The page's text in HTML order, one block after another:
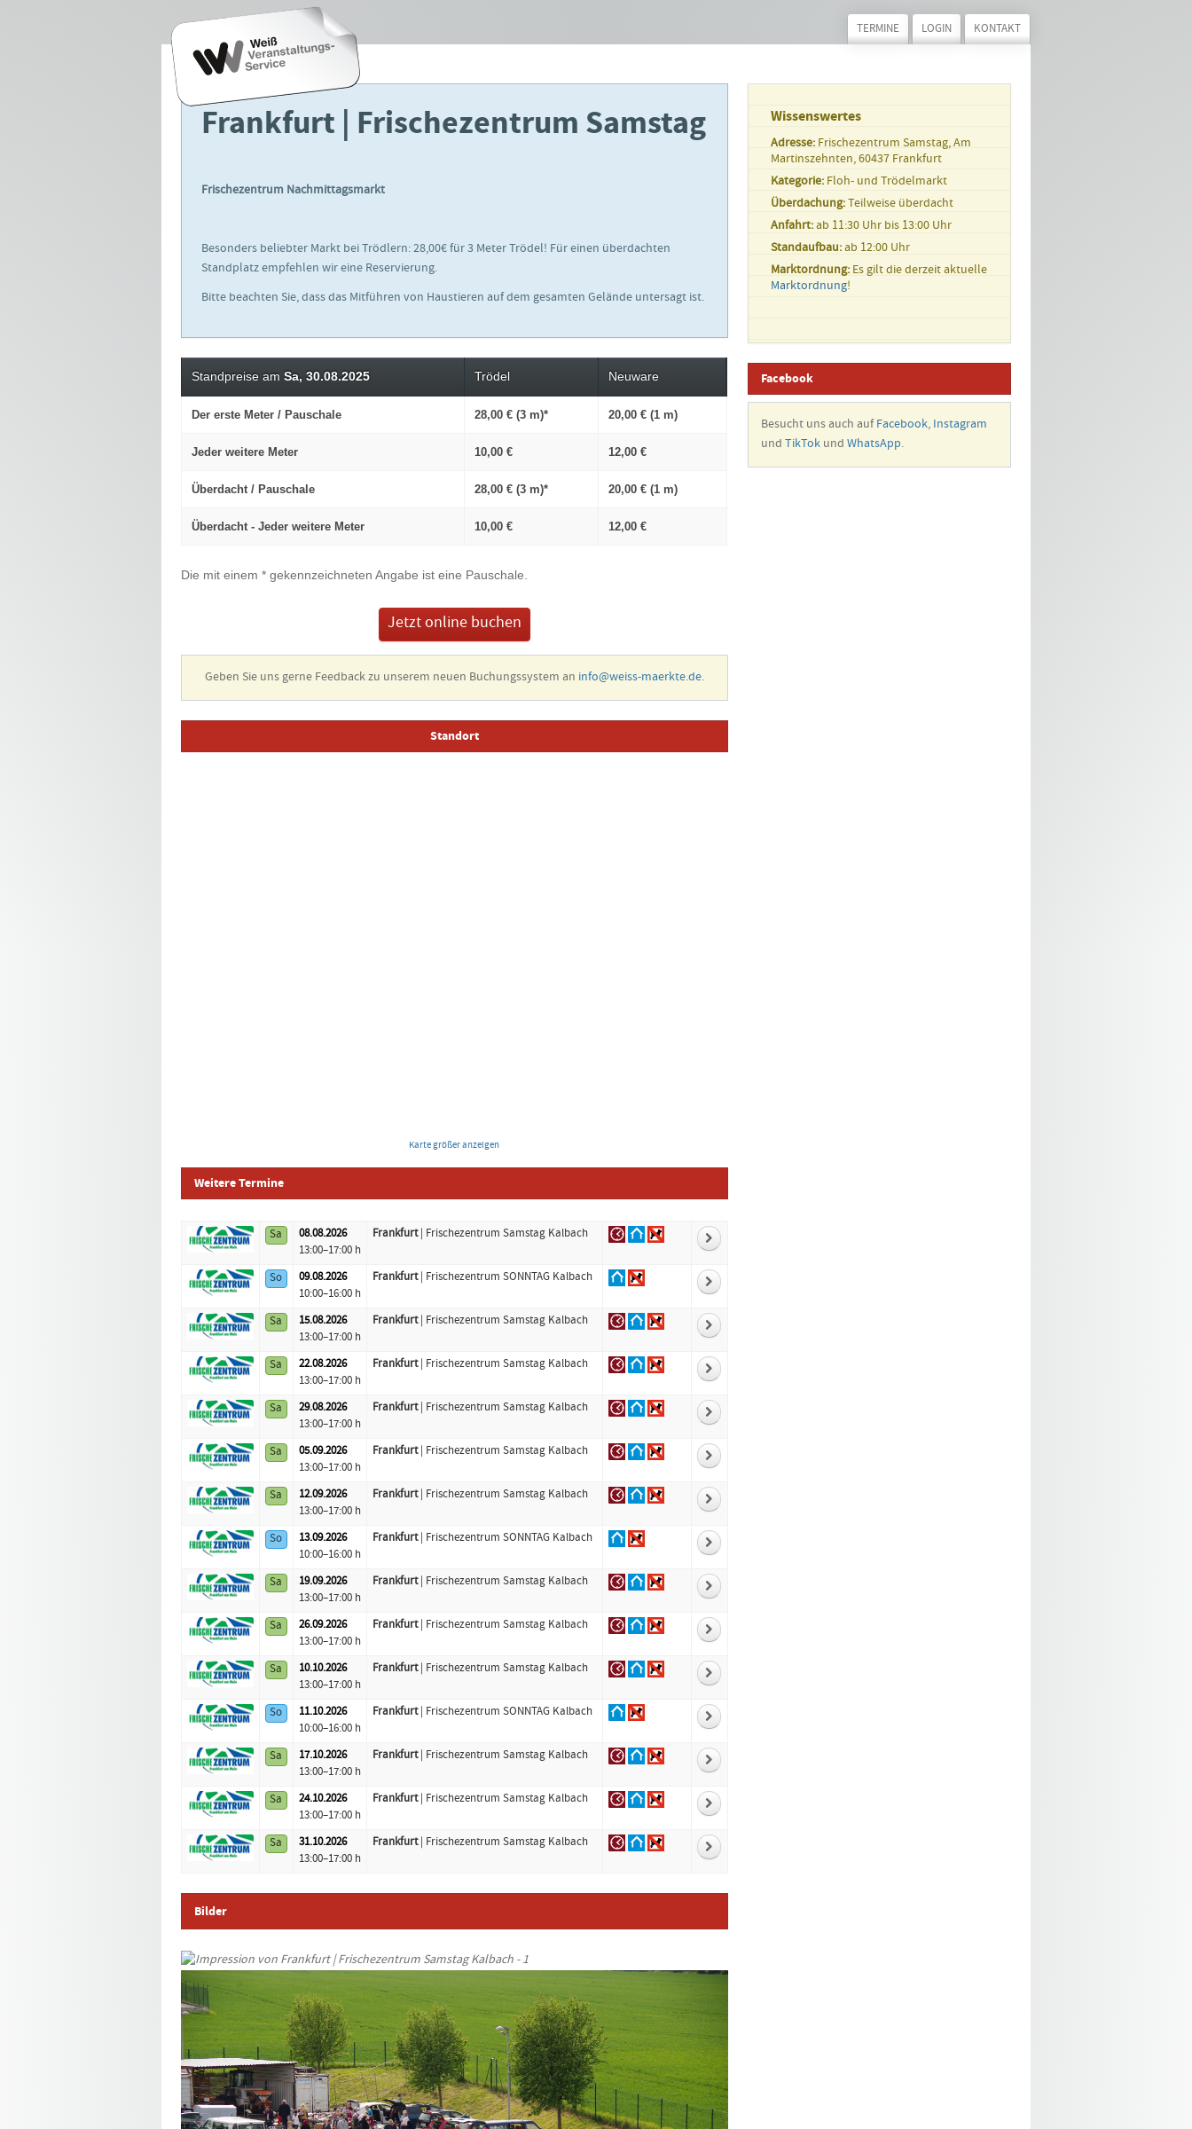
TERMINE LOGIN KONTAKT
Frankfurt | Frischezentrum Samstag
Frischezentrum Nachmittagsmarkt
Besonders beliebter Markt bei Trödlern: 28,00€ für 3 Meter Trödel! Für einen überdachten
Standplatz empfehlen wir eine Reservierung.
Bitte beachten Sie, dass das Mitführen von Haustieren auf dem gesamten Gelände untersagt ist.
Standpreise am Sa, 30.08.2025 Trödel Neuware
Der erste Meter / Pauschale 28,00 € (3 m)* 20,00 € (1 m)
Jeder weitere Meter 10,00 € 12,00 €
Überdacht / Pauschale 28,00 € (3 m)* 20,00 € (1 m)
Überdacht - Jeder weitere Meter 10,00 € 12,00 €
Die mit einem * gekennzeichneten Angabe ist eine Pauschale.
Jetzt online buchen
Geben Sie uns gerne Feedback zu unserem neuen Buchungssystem an info@weiss-maerkte.de.
Standort
Karte größer anzeigen
Weitere Termine
Logo Datum Standort
Sa 08.08.2026
13:00–17:00 h
Frankfurt| Frischezentrum Samstag Kalbach
So 09.08.2026
10:00–16:00 h
Frankfurt| Frischezentrum SONNTAG Kalbach
Sa 15.08.2026
13:00–17:00 h
Frankfurt| Frischezentrum Samstag Kalbach
Sa 22.08.2026
13:00–17:00 h
Frankfurt| Frischezentrum Samstag Kalbach
Sa 29.08.2026
13:00–17:00 h
Frankfurt| Frischezentrum Samstag Kalbach
Sa 05.09.2026
13:00–17:00 h
Frankfurt| Frischezentrum Samstag Kalbach
Sa 12.09.2026
13:00–17:00 h
Frankfurt| Frischezentrum Samstag Kalbach
So 13.09.2026
10:00–16:00 h
Frankfurt| Frischezentrum SONNTAG Kalbach
Sa 19.09.2026
13:00–17:00 h
Frankfurt| Frischezentrum Samstag Kalbach
Sa 26.09.2026
13:00–17:00 h
Frankfurt| Frischezentrum Samstag Kalbach
Sa 10.10.2026
13:00–17:00 h
Frankfurt| Frischezentrum Samstag Kalbach
So 11.10.2026
10:00–16:00 h
Frankfurt| Frischezentrum SONNTAG Kalbach
Sa 17.10.2026
13:00–17:00 h
Frankfurt| Frischezentrum Samstag Kalbach
Sa 24.10.2026
13:00–17:00 h
Frankfurt| Frischezentrum Samstag Kalbach
Sa 31.10.2026
13:00–17:00 h
Frankfurt| Frischezentrum Samstag Kalbach
Bilder
Wissenswertes
Adresse:Frischezentrum Samstag, Am
Martinszehnten, 60437 Frankfurt
Kategorie:Floh- und Trödelmarkt
Überdachung:Teilweise überdacht
Anfahrt:ab 11:30 Uhr bis 13:00 Uhr
Standaufbau:ab 12:00 Uhr
Marktordnung:Es gilt die derzeit aktuelle
Marktordnung!
Facebook
Besucht uns auch aufFacebook,Instagram
undTikTokundWhatsApp.